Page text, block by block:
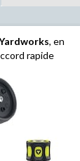
, en
rapide